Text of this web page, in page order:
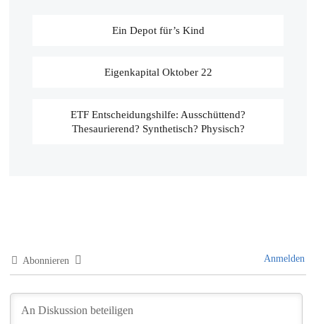
Ein Depot für’s Kind
Eigenkapital Oktober 22
ETF Entscheidungshilfe: Ausschüttend?
Thesaurierend? Synthetisch? Physisch?
Abonnieren Anmelden